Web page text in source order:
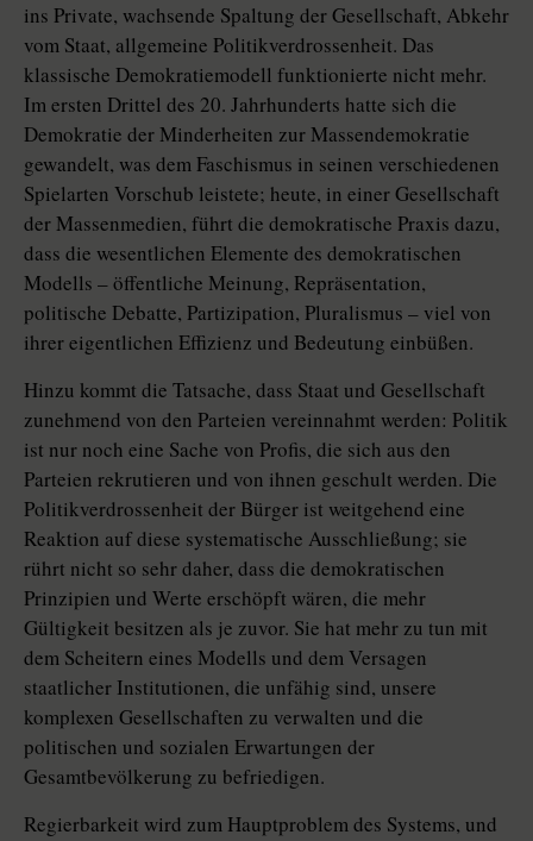
ins Private, wachsende Spaltung der Gesellschaft, Abkehr
vom Staat, allgemeine Politikverdrossenheit. Das
klassische Demokratiemodell funktionierte nicht mehr.
Im ersten Drittel des 20. Jahrhunderts hatte sich die
Demokratie der Minderheiten zur Massendemokratie
gewandelt, was dem Faschismus in seinen verschiedenen
Spielarten Vorschub leistete; heute, in einer Gesellschaft
der Massenmedien, führt die demokratische Praxis dazu,
dass die wesentlichen Elemente des demokratischen
Modells – öffentliche Meinung, Repräsentation,
politische Debatte, Partizipation, Pluralismus – viel von
ihrer eigentlichen Effizienz und Bedeutung einbüßen.
Hinzu kommt die Tatsache, dass Staat und Gesellschaft
zunehmend von den Parteien vereinnahmt werden: Politik
ist nur noch eine Sache von Profis, die sich aus den
Parteien rekrutieren und von ihnen geschult werden. Die
Politikverdrossenheit der Bürger ist weitgehend eine
Reaktion auf diese systematische Ausschließung; sie
rührt nicht so sehr daher, dass die demokratischen
Prinzipien und Werte erschöpft wären, die mehr
Gültigkeit besitzen als je zuvor. Sie hat mehr zu tun mit
dem Scheitern eines Modells und dem Versagen
staatlicher Institutionen, die unfähig sind, unsere
komplexen Gesellschaften zu verwalten und die
politischen und sozialen Erwartungen der
Gesamtbevölkerung zu befriedigen.
Regierbarkeit wird zum Hauptproblem des Systems, und